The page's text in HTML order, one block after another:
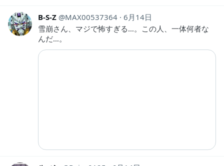
B-S-Z MAX00537364 6月14日
雪崩さん、マジで怖すぎる…。この人、一体何者な
んだ…。